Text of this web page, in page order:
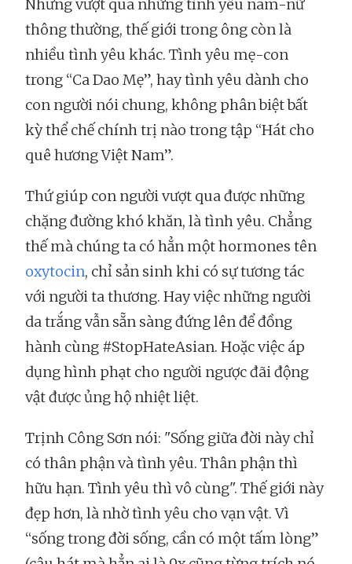
Nhưng vượt qua những tình yêu nam-nữ
thông thường, thế giới trong ông còn là
nhiều tình yêu khác. Tình yêu mẹ-con
trong “Ca Dao Mẹ”, hay tình yêu dành cho
con người nói chung, không phân biệt bất
kỳ thể chế chính trị nào trong tập “Hát cho
quê hương Việt Nam”.
Thứ giúp con người vượt qua được những
chặng đường khó khăn, là tình yêu. Chẳng
thế mà chúng ta có hẳn một hormones tên
oxytocin, chỉ sản sinh khi có sự tương tác
với người ta thương. Hay việc những người
da trắng vẫn sẵn sàng đứng lên để đồng
hành cùng #StopHateAsian. Hoặc việc áp
dụng hình phạt cho người ngược đãi động
vật được ủng hộ nhiệt liệt.
Trịnh Công Sơn nói: "Sống giữa đời này chỉ
có thân phận và tình yêu. Thân phận thì
hữu hạn. Tình yêu thì vô cùng". Thế giới này
đẹp hơn, là nhờ tình yêu cho vạn vật. Vì
“sống trong đời sống, cần có một tấm lòng”